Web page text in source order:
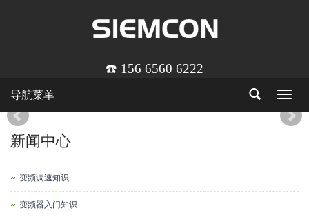
☎️ 156 6560 6222
Toggle
导航菜单
新闻中心
变频调速知识
变频器入门知识